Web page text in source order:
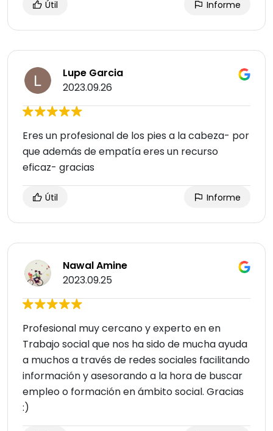
Útil Informe
Lupe Garcia
2023.09.26
Eres un profesional de los pies a la cabeza- por
que además de empatía eres un recurso
eficaz- gracias
Útil Informe
Nawal Amine
2023.09.25
Profesional muy cercano y experto en en
Trabajo social que nos ha sido de mucha ayuda
a muchos a través de redes sociales facilitando
información y asesorando a la hora de buscar
empleo o formación en ámbito social. Gracias
:)